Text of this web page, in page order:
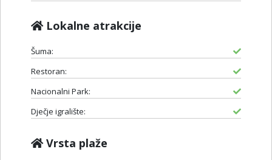
Lokalne atrakcije
Šuma:
Restoran:
Nacionalni Park:
Dječje igralište:
Vrsta plaže